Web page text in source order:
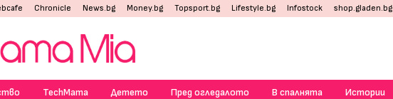
Chronicle News.bg Money.bg Topsport.bg Lifestyle.bg Infostock shop.gladen.bg
TechMama Детето Пред огледалото В спалнята Истории